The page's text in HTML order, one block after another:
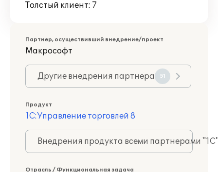
Толстый клиент: 7
Партнер, осуществивший внедрение/проект
Макрософт
Другие внедрения партнера 51
Продукт
1С:Управление торговлей 8
Внедрения продукта всеми партнерами
Отрасль / Функциональная задача